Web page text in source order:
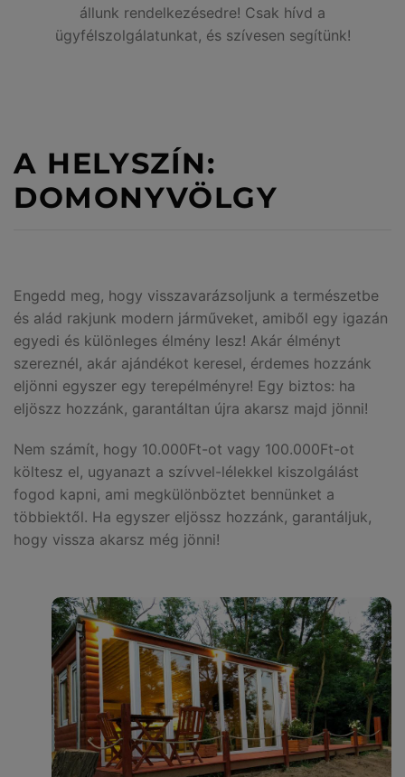
állunk rendelkezésedre! Csak hívd a
ügyfélszolgálatunkat, és szívesen segítünk!
A HELYSZÍN:
DOMONYVÖLGY
Engedd meg, hogy visszavarázsoljunk a természetbe
és alád rakjunk modern járműveket, amiből egy igazán
egyedi és különleges élmény lesz! Akár élményt
szereznél, akár ajándékot keresel, érdemes hozzánk
eljönni egyszer egy terepélményre! Egy biztos: ha
eljöszz hozzánk, garantáltan újra akarsz majd jönni!
Nem számít, hogy 10.000Ft-ot vagy 100.000Ft-ot
költesz el, ugyanazt a szívvel-lélekkel kiszolgálást
fogod kapni, ami megkülönböztet bennünket a
többiektől. Ha egyszer eljössz hozzánk, garantáljuk,
hogy vissza akarsz még jönni!